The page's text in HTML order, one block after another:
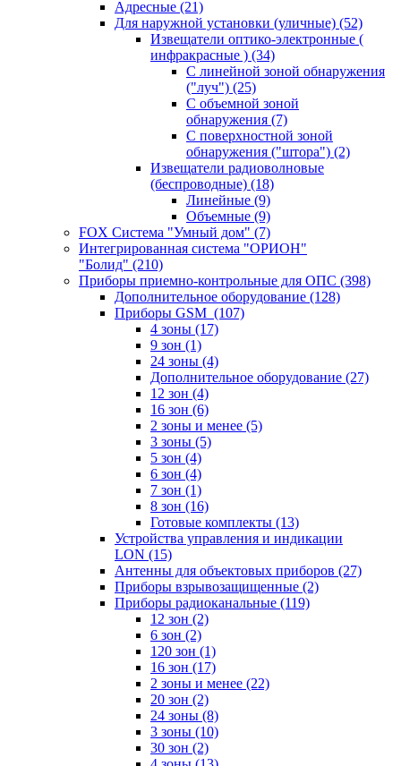
Адресные (21)
Для наружной установки (уличные) (52)
Извещатели оптико-электронные (
инфракрасные ) (34)
С линейной зоной обнаружения
("луч") (25)
С объемной зоной
обнаружения (7)
С поверхностной зоной
обнаружения ("штора") (2)
Извещатели радиоволновые
(беспроводные) (18)
Линейные (9)
Объемные (9)
FOX Система "Умный дом" (7)
Интегрированная система "ОРИОН"
"Болид" (210)
Приборы приемно-контрольные для ОПС (398)
Дополнительное оборудование (128)
Приборы GSM (107)
4 зоны (17)
9 зон (1)
24 зоны (4)
Дополнительное оборудование (27)
12 зон (4)
16 зон (6)
2 зоны и менее (5)
3 зоны (5)
5 зон (4)
6 зон (4)
7 зон (1)
8 зон (16)
Готовые комплекты (13)
Устройства управления и индикации
LON (15)
Антенны для объектовых приборов (27)
Приборы взрывозащищенные (2)
Приборы радиоканальные (119)
12 зон (2)
6 зон (2)
120 зон (1)
16 зон (17)
2 зоны и менее (22)
20 зон (2)
24 зоны (8)
3 зоны (10)
30 зон (2)